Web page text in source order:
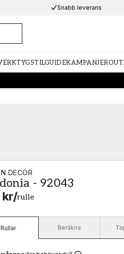
Snabb leverans
STILGUIDEKAMPANJER
DECOR
- 92043
/rulle
Rullar Beräkna